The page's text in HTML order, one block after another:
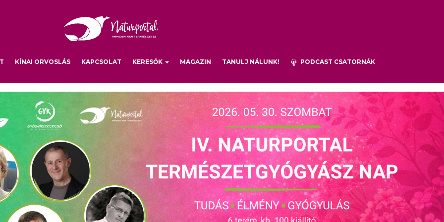
KÍNAI ORVOSLÁS KAPCSOLAT KERESŐK MAGAZIN TANULJ NÁLUNK! PODCAST CSATORNÁK